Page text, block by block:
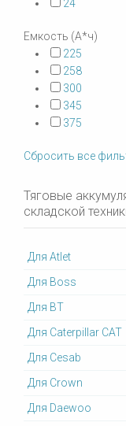
24
Емкость (А*ч)
225
258
300
345
375
Сбросить все
Тяговые
складской
Для Atlet
Для Boss
Для BT
Для Caterpillar CAT
Для Cesab
Для Crown
Для Daewoo